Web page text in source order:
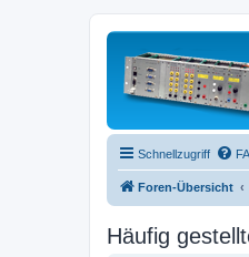
Schnellzugriff
Foren-Übersicht
Häufig